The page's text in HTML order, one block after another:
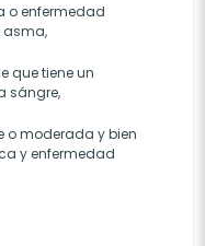
o enfermedad
asma,
que tiene un
sángre,
o moderada y bien
y enfermedad